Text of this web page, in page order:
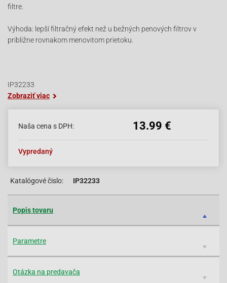
filtre.
Výhoda: lepší filtračný efekt než u bežných penových filtrov v
približne rovnakom menovitom prietoku.
IP32233
Zobraziť viac
Naša cena s DPH: 13.99 €
Vypredaný
Katalógové čislo: IP32233
Popis tovaru
Parametre
Otázka na predavača